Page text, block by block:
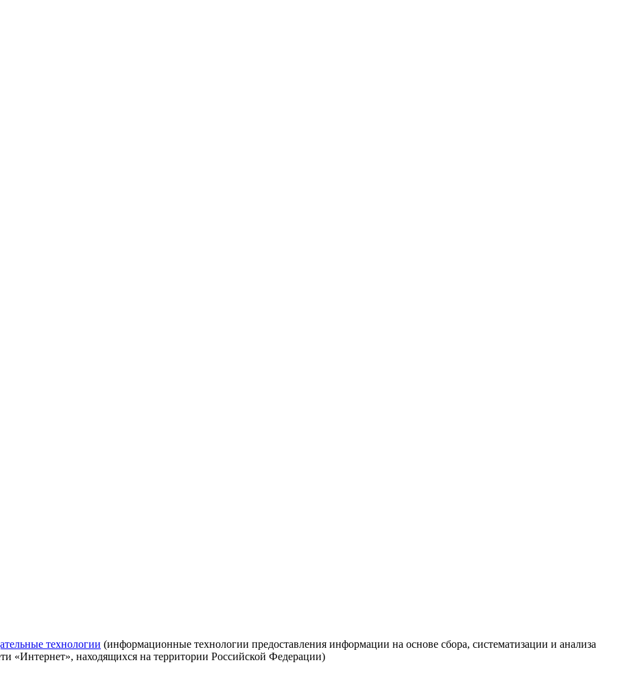
технологии (информационные технологии предоставления информации на основе сбора, систематизации и анализа
«Интернет», находящихся на территории Российской Федерации)